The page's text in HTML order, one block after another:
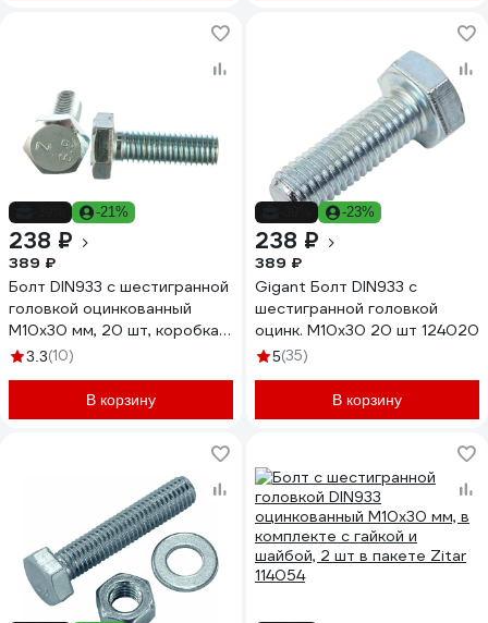
-21%
238 ₽
389 ₽
Болт DIN933 с шестигранной
головкой оцинкованный
М10x30 мм, 20 шт, коробка с
окном Zitar 105215
3.3(10)
В корзину
-23%
238 ₽
389 ₽
Gigant Болт DIN933 с
шестигранной головкой
оцинк. М10x30 20 шт 124020
5(35)
В корзину